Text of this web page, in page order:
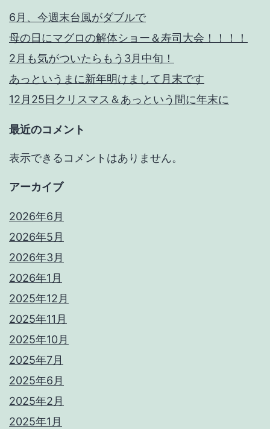
6月、今週末台風がダブルで
母の日にマグロの解体ショー＆寿司大会！！！！
2月も気がついたらもう3月中旬！
あっというまに新年明けまして月末です
12月25日クリスマス＆あっという間に年末に
最近のコメント
表示できるコメントはありません。
アーカイブ
2026年6月
2026年5月
2026年3月
2026年1月
2025年12月
2025年11月
2025年10月
2025年7月
2025年6月
2025年2月
2025年1月